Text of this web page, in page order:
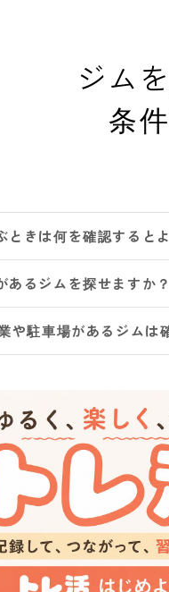
ジム
条
ときは何を確認すると
あるジムを探せますか？
や駐車場があるジムは